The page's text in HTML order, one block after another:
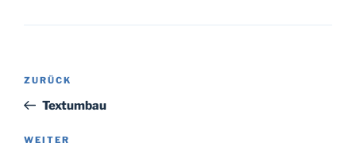
Beitragsnavigation
Vorheriger
Beitrag
ZURÜCK
Textumbau
Nächster
WEITER